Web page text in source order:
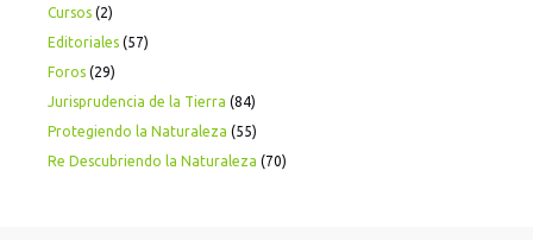
Cursos (2)
Editoriales (57)
Foros (29)
Jurisprudencia de la Tierra (84)
Protegiendo la Naturaleza (55)
Re Descubriendo la Naturaleza (70)